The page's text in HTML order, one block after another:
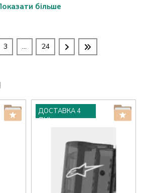
більше
3 ... 24
ДОСТАВКА 4
ДНІ